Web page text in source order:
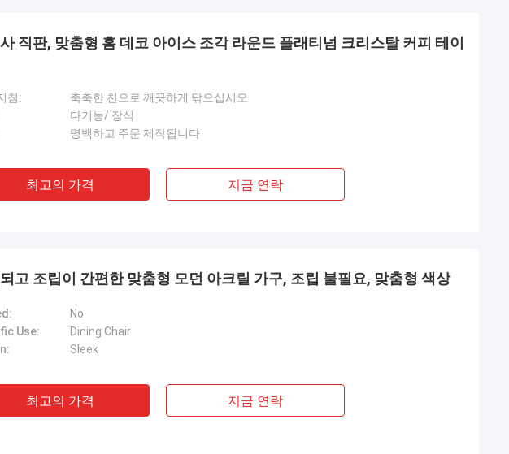
직판, 맞춤형 홈 데코 아이스 조각 라운드 플래티넘 크리스탈 커피 테이
침:
축축한 천으로 깨끗하게 닦으십시오
다기능/ 장식
명백하고 주문 제작됩니다
최고의 가격 지금 연락
고 조립이 간편한 맞춤형 모던 아크릴 가구, 조립 불필요, 맞춤형 색상
No
Use:
Dining Chair
Sleek
최고의 가격 지금 연락